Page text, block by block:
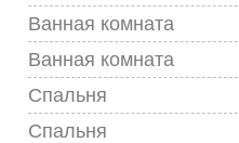
Ванная комната
Ванная комната
Спальня
Спальня